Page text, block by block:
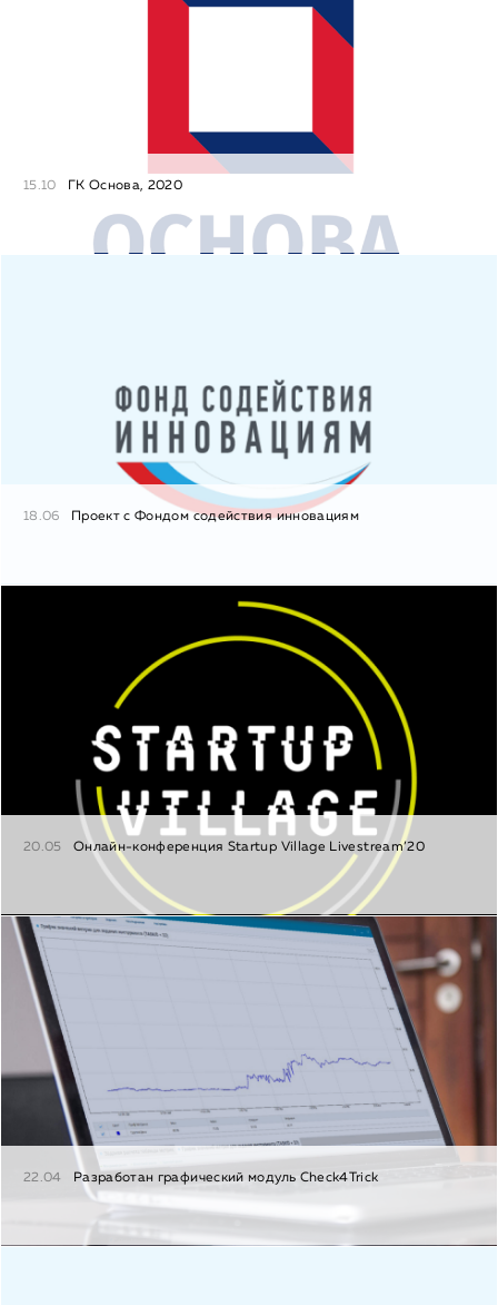
15.10 ГК Основа, 2020
18.06 Проект с Фондом содействия инновациям
20.05 Онлайн-конференция Startup Village Livestream’20
22.04 Разработан графический модуль Check4Trick